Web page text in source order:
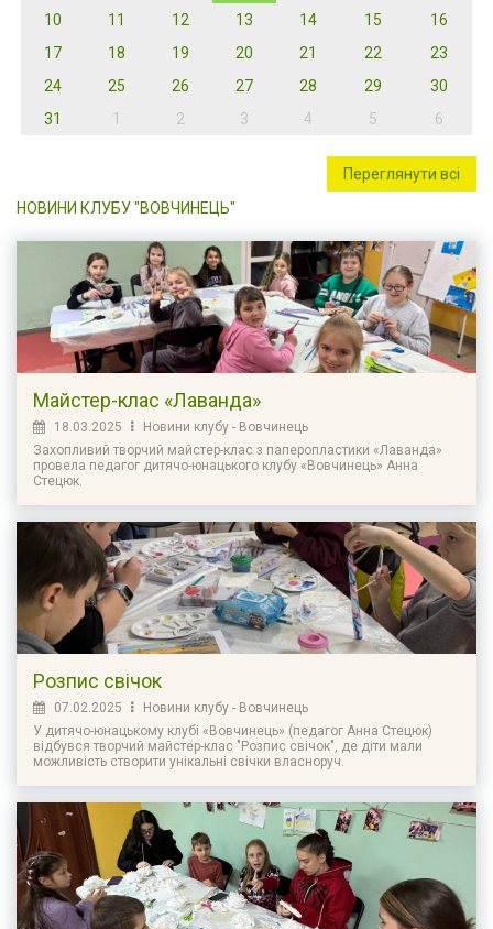
10
11 12 13 14 15
16
17
18 19 20 21 22
23
24
25 26 27 28 29
30
31
1 2 3 4 5 6
Переглянути всі
НОВИНИ КЛУБУ "ВОВЧИНЕЦЬ"
Майстер-клас «Лаванда»
18.03.2025
Новини клубу - Вовчинець
Захопливий творчий майстер-клас з паперопластики «Лаванда»
провела педагог дитячо-юнацького клубу «Вовчинець» Анна
Стецюк.
Розпис свічок
07.02.2025
Новини клубу - Вовчинець
У дитячо-юнацькому клубі «Вовчинець» (педагог Анна Стецюк)
відбувся творчий майстер-клас "Розпис свічок", де діти мали
можливість створити унікальні свічки власноруч.